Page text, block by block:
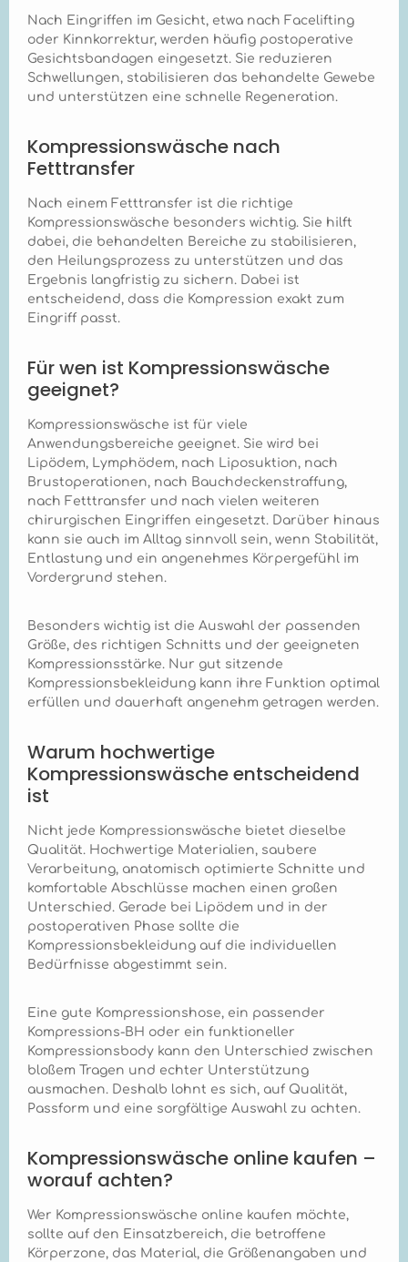
getragen werden, in
der Regel mindestens
4 bis 6 Wochen. Die
genaue Tragedauer
richtet sich nach der
Empfehlungen des
behandelnden Arztes.
Wie wähle ich die
Marena Recovery B16
Kompressions-BH aus?
+ Für die Größenwahl
des Marena Recovery
B16 ist eine genaue
Messung des
Brustumfangs und
Unterbrustumfangs
postoperative
Schwellungen
einstellen können,
empfiehlt es sich, eine
Größe zu wählen, die
ausreichend
Flexibilität durch die
FlexFit™-Technologie
bietet und dennoch
eine optimale
Kompression
Idealerweise erfolgt
die Anpassung
Fachpersonal. Aus
welchem Material
besteht der Marena
Recovery B16 und
welche Eigenschaften
Kompressions-BH
besteht aus
atmungsaktiven,
hautfreundlichen
hohen Tragekomfort
gewährleisten und das
Risiko von
Hautirritationen
minimieren. Die
FlexFit™-Technologie
ermöglicht eine
flexible Anpassung an
postoperative
Schwellungen, während
Ausstattung
antimikrobielle
Eigenschaften bietet
und somit die Hygiene
während der
Heilungsphase
unterstützt. Kann der
anderen
Kompressionsartikeln
kombiniert werden? +
Recovery B16 ist so
konzipiert, dass er
problemlos mit
Nach Eingriffen im Gesicht, etwa nach Facelifting
oder Kinnkorrektur, werden häufig postoperative
Gesichtsbandagen eingesetzt. Sie reduzieren
Schwellungen, stabilisieren das behandelte Gewebe
und unterstützen eine schnelle Regeneration.
Kompressionswäsche nach
Fetttransfer
Nach einem Fetttransfer ist die richtige
Kompressionswäsche besonders wichtig. Sie hilft
dabei, die behandelten Bereiche zu stabilisieren,
den Heilungsprozess zu unterstützen und das
Ergebnis langfristig zu sichern. Dabei ist
entscheidend, dass die Kompression exakt zum
Eingriff passt.
Für wen ist Kompressionswäsche
geeignet?
Kompressionswäsche ist für viele
Anwendungsbereiche geeignet. Sie wird bei
Lipödem, Lymphödem, nach Liposuktion, nach
Brustoperationen, nach Bauchdeckenstraffung,
nach Fetttransfer und nach vielen weiteren
chirurgischen Eingriffen eingesetzt. Darüber hinaus
kann sie auch im Alltag sinnvoll sein, wenn Stabilität,
Entlastung und ein angenehmes Körpergefühl im
Vordergrund stehen.
Besonders wichtig ist die Auswahl der passenden
Größe, des richtigen Schnitts und der geeigneten
Kompressionsstärke. Nur gut sitzende
Kompressionsbekleidung kann ihre Funktion optimal
erfüllen und dauerhaft angenehm getragen werden.
Warum hochwertige
Kompressionswäsche entscheidend
ist
Nicht jede Kompressionswäsche bietet dieselbe
Qualität. Hochwertige Materialien, saubere
Verarbeitung, anatomisch optimierte Schnitte und
komfortable Abschlüsse machen einen großen
Unterschied. Gerade bei Lipödem und in der
postoperativen Phase sollte die
Kompressionsbekleidung auf die individuellen
Bedürfnisse abgestimmt sein.
Eine gute Kompressionshose, ein passender
Kompressions-BH oder ein funktioneller
Kompressionsbody kann den Unterschied zwischen
bloßem Tragen und echter Unterstützung
ausmachen. Deshalb lohnt es sich, auf Qualität,
Passform und eine sorgfältige Auswahl zu achten.
Kompressionswäsche online kaufen –
worauf achten?
Wer Kompressionswäsche online kaufen möchte,
sollte auf den Einsatzbereich, die betroffene
Körperzone, das Material, die Größenangaben und